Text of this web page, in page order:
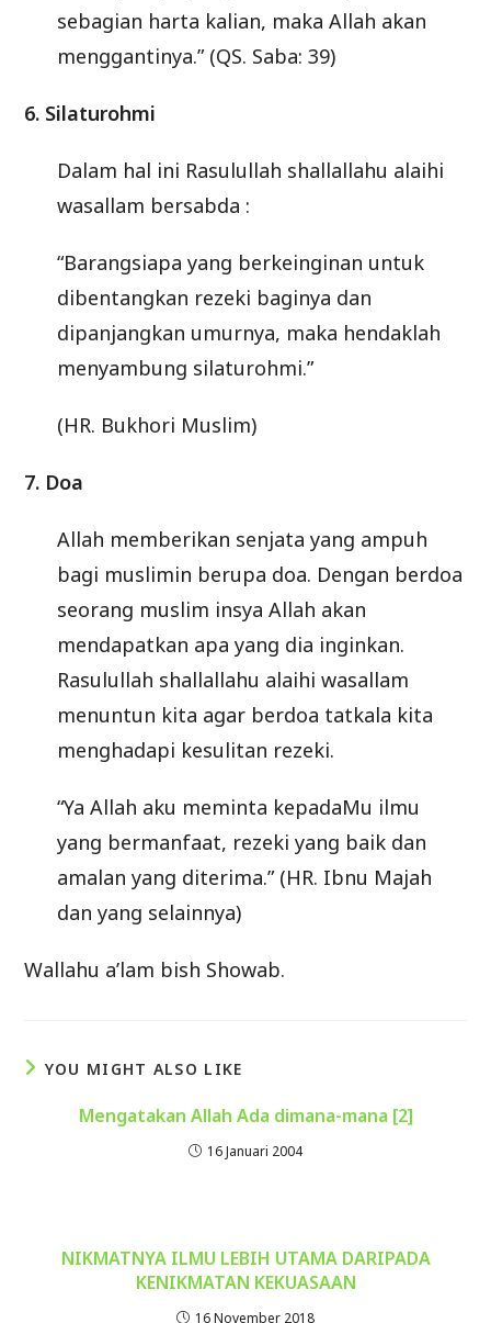
sebagian harta kalian, maka Allah akan
menggantinya.” (QS. Saba: 39)
6. Silaturohmi
Dalam hal ini Rasulullah shallallahu alaihi
wasallam bersabda :
“Barangsiapa yang berkeinginan untuk
dibentangkan rezeki baginya dan
dipanjangkan umurnya, maka hendaklah
menyambung silaturohmi.”
(HR. Bukhori Muslim)
7. Doa
Allah memberikan senjata yang ampuh
bagi muslimin berupa doa. Dengan berdoa
seorang muslim insya Allah akan
mendapatkan apa yang dia inginkan.
Rasulullah shallallahu alaihi wasallam
menuntun kita agar berdoa tatkala kita
menghadapi kesulitan rezeki.
“Ya Allah aku meminta kepadaMu ilmu
yang bermanfaat, rezeki yang baik dan
amalan yang diterima.” (HR. Ibnu Majah
dan yang selainnya)
Wallahu a’lam bish Showab.
YOU MIGHT ALSO LIKE
Mengatakan Allah Ada dimana-mana [2]
16 Januari 2004
NIKMATNYA ILMU LEBIH UTAMA DARIPADA
KENIKMATAN KEKUASAAN
16 November 2018